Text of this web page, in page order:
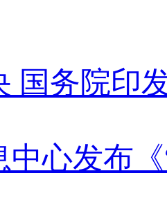
国务院印
中心发布